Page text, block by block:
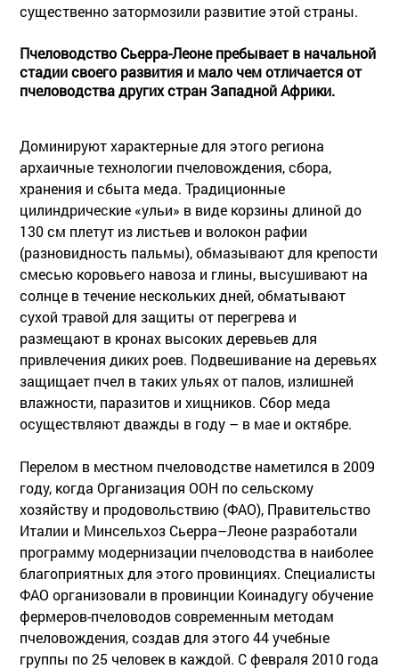
существенно затормозили развитие этой страны.
Пчеловодство Сьерра-Леоне пребывает в начальной
стадии своего развития и мало чем отличается от
пчеловодства других стран Западной Африки.
Доминируют характерные для этого региона
архаичные технологии пчеловождения, сбора,
хранения и сбыта меда. Традиционные
цилиндрические «ульи» в виде корзины длиной до
130 см плетут из листьев и волокон рафии
(разновидность пальмы), обмазывают для крепости
смесью коровьего навоза и глины, высушивают на
солнце в течение нескольких дней, обматывают
сухой травой для защиты от перегрева и
размещают в кронах высоких деревьев для
привлечения диких роев. Подвешивание на деревьях
защищает пчел в таких ульях от палов, излишней
влажности, паразитов и хищников. Сбор меда
осуществляют дважды в году – в мае и октябре.
Перелом в местном пчеловодстве наметился в 2009
году, когда Организация ООН по сельскому
хозяйству и продовольствию (ФАО), Правительство
Италии и Минсельхоз Сьерра–Леоне разработали
программу модернизации пчеловодства в наиболее
благоприятных для этого провинциях. Специалисты
ФАО организовали в провинции Коинадугу обучение
фермеров-пчеловодов современным методам
пчеловождения, создав для этого 44 учебные
группы по 25 человек в каждой. С февраля 2010 года